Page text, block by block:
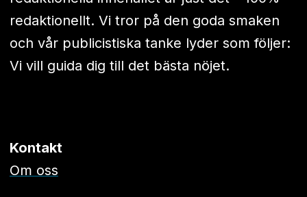
redaktionellt. Vi tror på den goda smaken
och vår publicistiska tanke lyder som följer:
Vi vill guida dig till det bästa nöjet.
Kontakt
Om oss